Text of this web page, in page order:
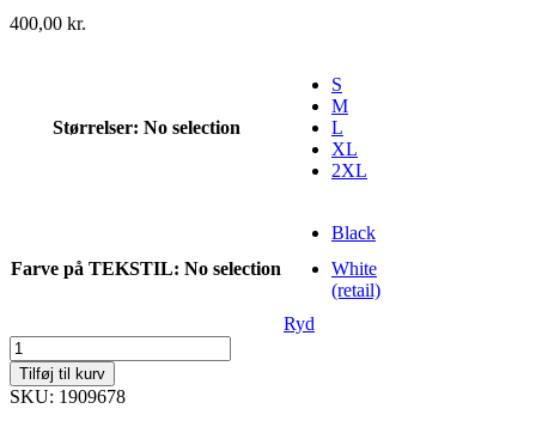
400,00 kr.
Størrelser: No selection
S
M
L
XL
2XL
Farve på TEKSTIL: No selection
Black
White
(retail)
Ryd
Active
Extreme
X
Cn
Tilføj til kurv
SKU: 1909678